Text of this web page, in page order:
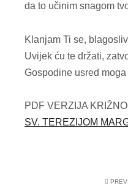
da to učinim snagom
Klanjam Ti se,
Uvijek ću te držati,
Gospodine usred moga
PDF VERZIJA
SV. TEREZIJOM